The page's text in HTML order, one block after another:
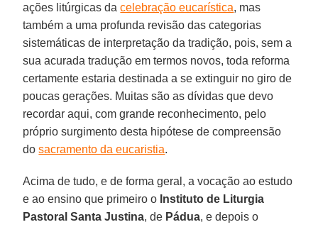
ações litúrgicas dacelebração eucarística, mas
também a uma profunda revisão das categorias
sistemáticas de interpretação da tradição, pois, sem a
sua acurada tradução em termos novos, toda reforma
certamente estaria destinada a se extinguir no giro de
poucas gerações. Muitas são as dívidas que devo
recordar aqui, com grande reconhecimento, pelo
próprio surgimento desta hipótese de compreensão
dosacramento da eucaristia.
Acima de tudo, e de forma geral, a vocação ao estudo
e ao ensino que primeiro o Instituto de Liturgia
Pastoral Santa Justina, de Pádua, e depois o